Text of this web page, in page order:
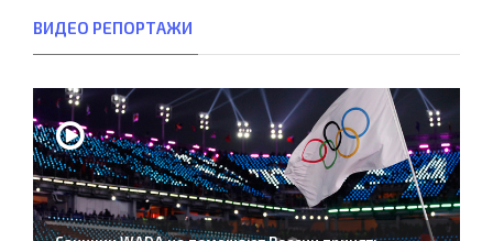
ВИДЕО РЕПОРТАЖИ